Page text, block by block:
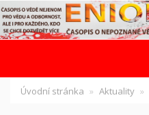
Úvodní stránka Aktuality